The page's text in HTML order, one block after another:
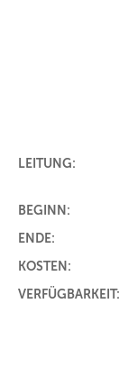
LEITUNG:
BEGINN:
ENDE:
KOSTEN:
VERFÜGBARKEIT: